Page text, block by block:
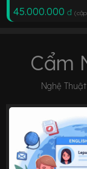
45.000.000 đ
Cẩm
Nghệ